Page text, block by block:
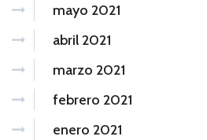
mayo 2021
abril 2021
marzo 2021
febrero 2021
enero 2021